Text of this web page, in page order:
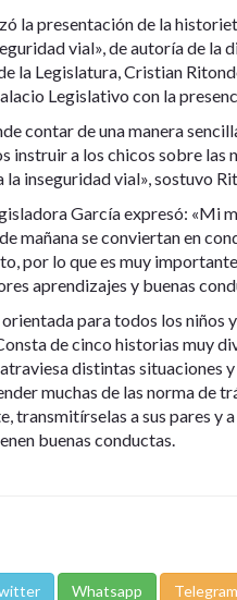
la presentación de la
vial», de autoría de la
la Legislatura, Cristian
Legislativo con la
contar de una manera
instruir a los chicos sobre
la inseguridad vial», sostuvo
García expresó: «Mi
mañana se conviertan en
por lo que es muy
aprendizajes y buenas
para todos los niños
de cinco historias muy
distintas situaciones
muchas de las norma de
transmitírselas a sus pares y
buenas conductas.
Whatsapp Telegram